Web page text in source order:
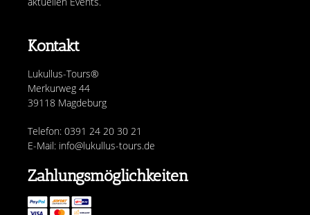
Kontakt
Lukullus-Tours®
Merkurweg 44
39118 Magdeburg
Telefon: 0391 24 20 30 21
E-Mail: info@lukullus-tours.de
Zahlungsmöglichkeiten